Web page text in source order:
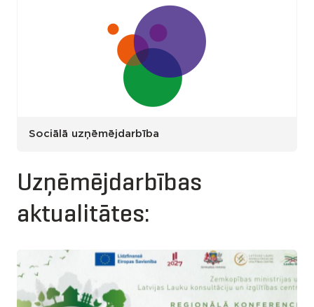
Sociālā uzņēmējdarbība
Uzņēmējdarbības
aktualitātes: